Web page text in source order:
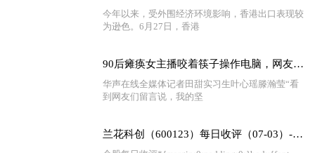
今年以来，受外围经济环境影响，香港出口表现较
为逊色。6月27日，香港
90后瘫痪女主播咬着筷子操作电脑，网友直呼励志
华声在线全媒体记者田甜实习生叶心瑶滕瀚莹“看
到网友们留言说，我的坚
兰花科创（600123）每日收评（07-03）-天天短讯